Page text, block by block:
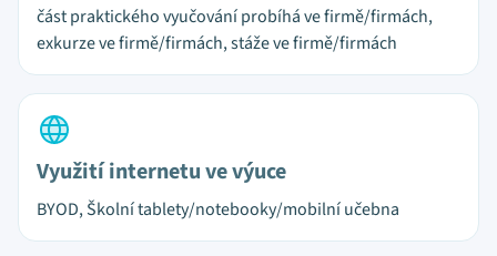
část praktického vyučování probíhá ve firmě/firmách,
exkurze ve firmě/firmách, stáže ve firmě/firmách
Využití internetu ve výuce
BYOD, Školní tablety/notebooky/mobilní učebna